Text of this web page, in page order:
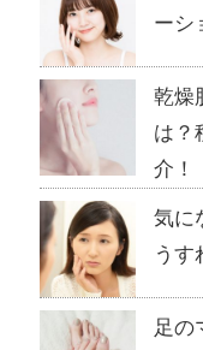
ーシ
乾燥
は？
介！
気に
うす
足の